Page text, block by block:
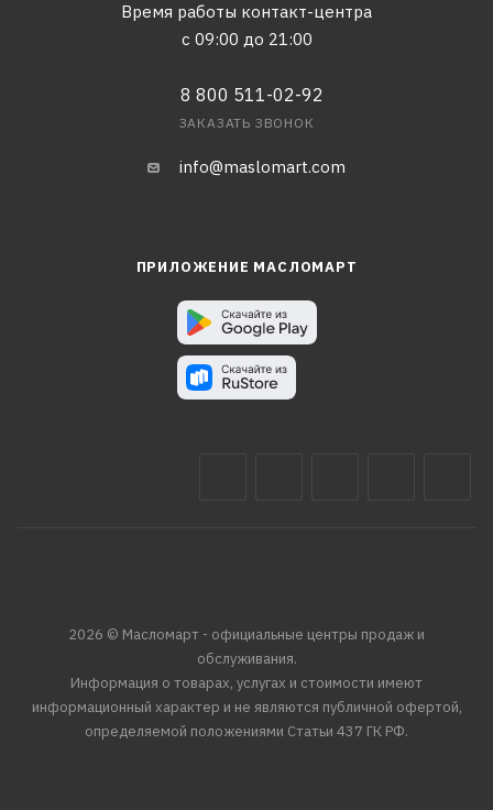
Время работы контакт-центра
с 09:00 до 21:00
8 800 511-02-92
ЗАКАЗАТЬ ЗВОНОК
info@maslomart.com
ПРИЛОЖЕНИЕ МАСЛОМАРТ
2026 © Масломарт - официальные центры продаж и
обслуживания.
Информация о товарах, услугах и стоимости имеют
информационный характер и не являются публичной офертой,
определяемой положениями Статьи 437 ГК РФ.